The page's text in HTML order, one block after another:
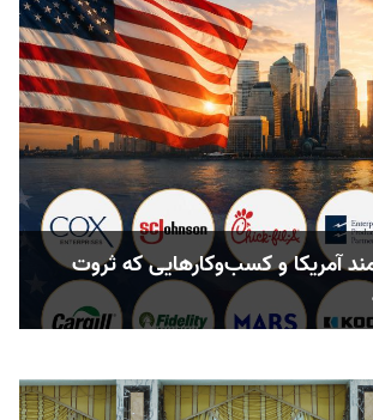
آمریکا و کسب‌وکارهایی که ثروت